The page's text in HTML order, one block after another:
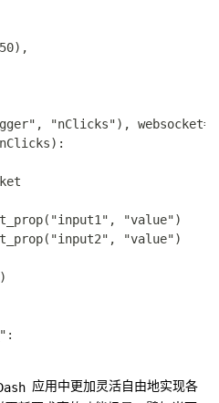
"nClicks"),
"value")
"value")
应用中更加灵活自由地实现各